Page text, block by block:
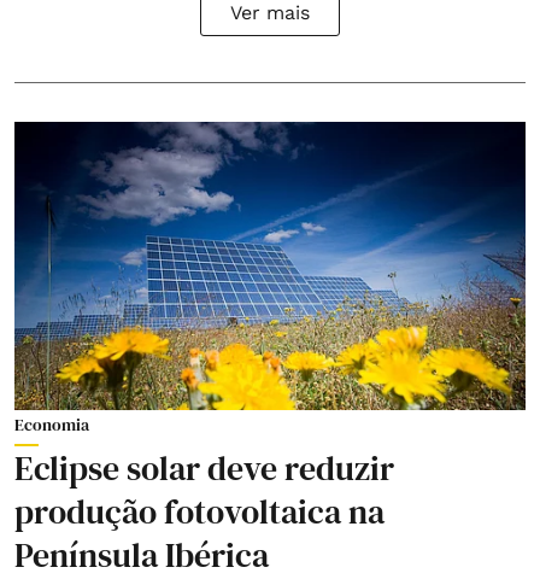
Ver mais
Economia
Eclipse solar deve reduzir
produção fotovoltaica na
Península Ibérica